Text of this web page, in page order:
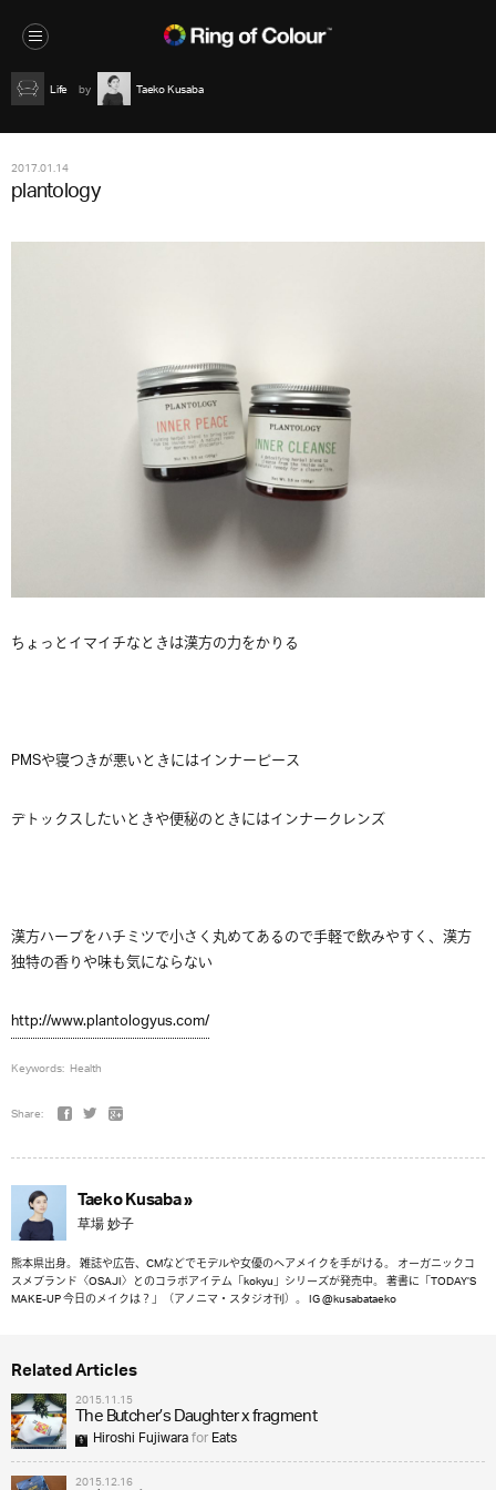
Life Taeko Kusaba
2017.01.14
plantology
ちょっとイマイチなときは漢方の力をかりる
PMSや寝つきが悪いときにはインナーピース
デトックスしたいときや便秘のときにはインナークレンズ
漢方ハーブをハチミツで小さく丸めてあるので手軽で飲みやすく、漢方
独特の香りや味も気にならない
http://www.plantologyus.com/
Keywords: Health
Share:
Taeko Kusaba »
草場 妙子
熊本県出身。 雑誌や広告、CMなどでモデルや女優のヘアメイクを手がける。 オーガニックコ
スメブランド〈OSAJI〉とのコラボアイテム「kokyu」シリーズが発売中。 著書に「TODAY’S
MAKE-UP 今日のメイクは？」（アノニマ・スタジオ刊）。 IG @kusabataeko
Related Articles
2015.11.15
The Butcher’s Daughter x fragment
Hiroshi FujiwaraforEats
2015.12.16